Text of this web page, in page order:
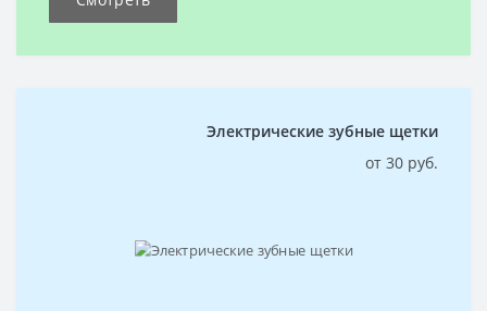
Электрические зубные щетки
от 30 руб.